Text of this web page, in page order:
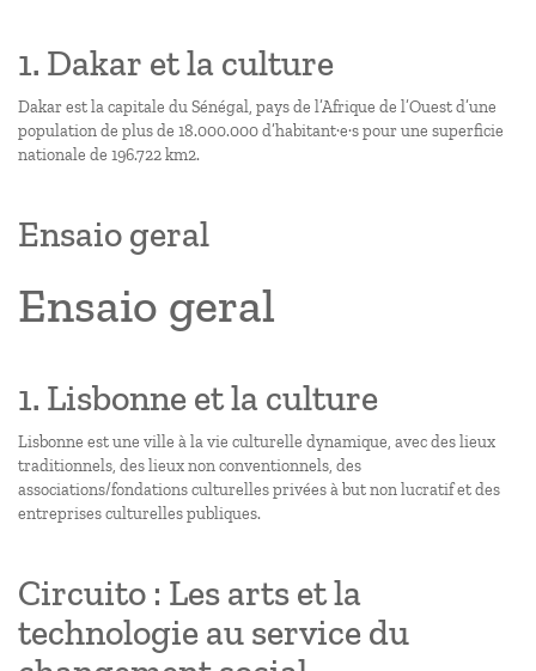
1. Dakar et la culture
Dakar est la capitale du Sénégal, pays de l’Afrique de l’Ouest d’une
population de plus de 18.000.000 d’habitant·e·s pour une superficie
nationale de 196.722 km2.
Ensaio geral
Ensaio geral
1. Lisbonne et la culture
Lisbonne est une ville à la vie culturelle dynamique, avec des lieux
traditionnels, des lieux non conventionnels, des
associations/fondations culturelles privées à but non lucratif et des
entreprises culturelles publiques.
Circuito : Les arts et la
technologie au service du